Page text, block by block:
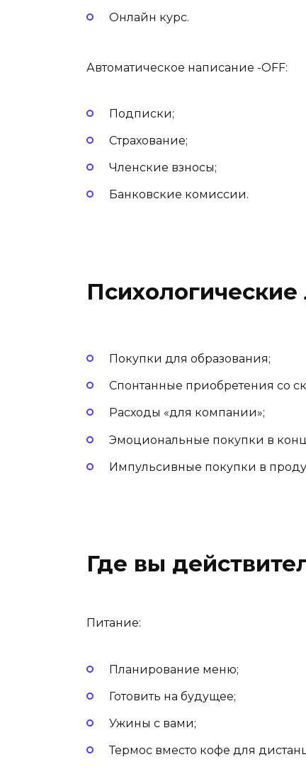
Онлайн курс.
Автоматическое написание -OFF:
Подписки;
Страхование;
Членские взносы;
Банковские комиссии.
Покупки для образования;
Спонтанные приобретения со
Расходы «для компании»;
Эмоциональные покупки в
Импульсивные покупки в
Где вы
Питание:
Планирование меню;
Готовить на будущее;
Ужины с вами;
Термос вместо кофе для